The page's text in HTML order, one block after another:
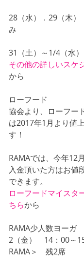
28（水）．29（木）
み
31（土）～1/4（水
その他の詳しいスケ
から
ローフード
協会より、ローフー
は2017年1月より値
す！
RAMAでは、今年12
入金頂いた方はお値
できます。
ローフードマイスタ
ちらから
RAMA少人数ヨーガ
2（金）　14：00～
RAMA＞　残2席